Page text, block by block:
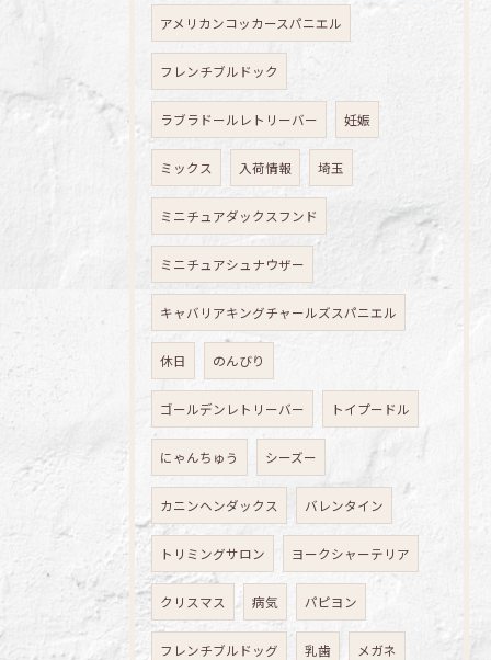
アメリカンコッカースパニエル
フレンチブルドック
ラブラドールレトリーバー 妊娠
ミックス 入荷情報 埼玉
ミニチュアダックスフンド
ミニチュアシュナウザー
キャバリアキングチャールズスパニエル
休日 のんびり
ゴールデンレトリーバー トイプードル
にゃんちゅう シーズー
カニンヘンダックス バレンタイン
トリミングサロン ヨークシャーテリア
クリスマス 病気 パピヨン
フレンチブルドッグ 乳歯 メガネ